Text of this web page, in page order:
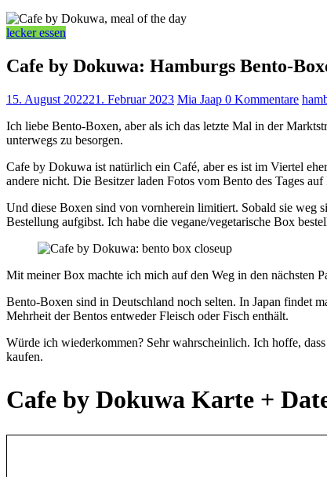
lecker essen
Cafe by Dokuwa: Hamburgs Bento-
15. August 202221. Februar 2023 Mia Jaap 0 Kommentare
Ich liebe Bento-Boxen, aber als ich das letzte Mal in der
unterwegs zu besorgen.
Cafe by Dokuwa ist natürlich ein Café, aber es ist im Viertel
andere nicht. Die Besitzer laden Fotos vom Bento des Tages
Und diese Boxen sind von vornherein limitiert. Sobald sie weg
Bestellung aufgibst. Ich habe die vegane/vegetarische Box
Mit meiner Box machte ich mich auf den Weg in den nächsten
Bento-Boxen sind in Deutschland noch selten. In Japan findet
Mehrheit der Bentos entweder Fleisch oder Fisch enthält.
Würde ich wiederkommen? Sehr wahrscheinlich. Ich hoffe,
kaufen.
Cafe by Dokuwa Karte +